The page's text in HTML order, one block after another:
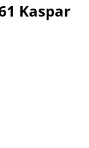
Kaspar